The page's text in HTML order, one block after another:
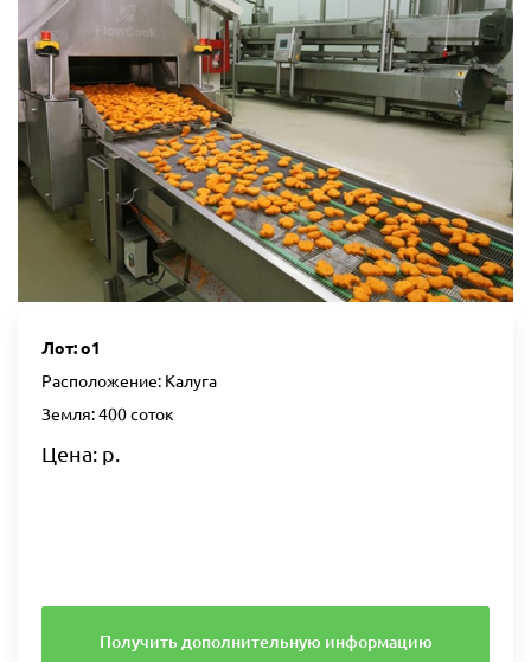
Лот: о1
Расположение: Калуга
Земля: 400 соток
Цена: р.
Получить дополнительную информацию